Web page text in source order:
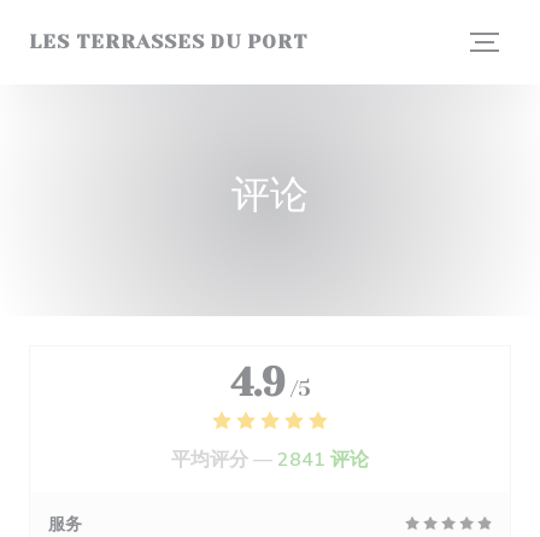
LES TERRASSES DU PORT
评论
4.9 /5
平均评分 — 2841 评论
服务